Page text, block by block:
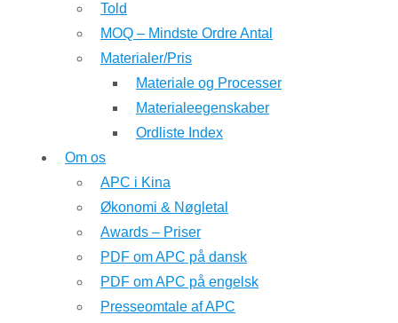
Told
MOQ – Mindste Ordre Antal
Materialer/Pris
Materiale og Processer
Materialeegenskaber
Ordliste Index
Om os
APC i Kina
Økonomi & Nøgletal
Awards – Priser
PDF om APC på dansk
PDF om APC på engelsk
Presseomtale af APC